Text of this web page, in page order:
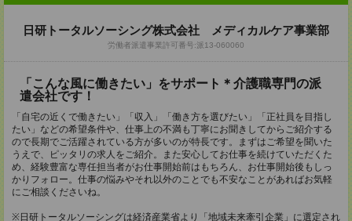
日研トータルソーシング株式会社 メディカルケア事業部
労働者派遣事業許可番号:派13-060060
「こんな風に働きたい」をサポート＊介護職専門の派
遣会社です！
「自宅の近くで働きたい」「収入」「働き方を選びたい」「正社員を目指し
たい」などの希望条件や、仕事上の不満も丁寧にお聞きしてからご紹介する
ので長期でご活躍されている方が多いのが特長です。まずはご希望を聞いた
うえで、ピッタリの求人をご紹介。また安心してお仕事を続けていただくた
め、経験豊富な専任担当者がお仕事開始前はもちろん、お仕事開始後もしっ
かりフォロー。仕事の悩みやそれ以外のことでも不安なことがあればお気軽
にご相談くださいね。
※日研トータルソーシングは経済産業省より「地域未来牽引企業」に選定され